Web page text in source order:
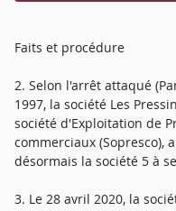
Faits et procédure
2. Selon l'arrêt attaqué
1997, la société Les
société d'Exploitation de
commerciaux (Sopresco),
désormais la société 5 à
3. Le 28 avril 2020, la